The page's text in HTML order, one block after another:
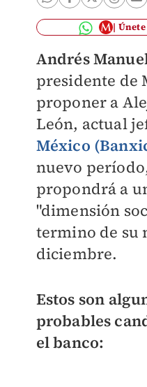
Andrés
presidente de
proponer a
León, actual
México
nuevo
propondrá a
"dimensión
termino de su
diciembre.
Estos son
probables
el banco: